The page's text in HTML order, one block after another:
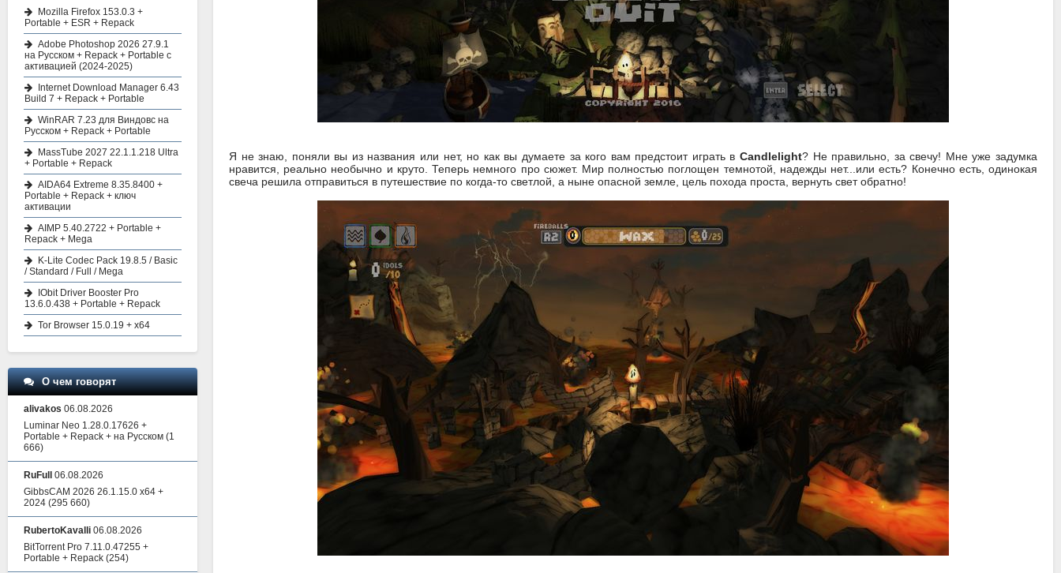
Я не знаю, поняли вы из названия или нет, но как вы думаете за кого вам предстоит играть в Candlelight? Не правильно, за свечу! Мне уже задумка
нравится, реально необычно и круто. Теперь немного про сюжет. Мир полностью поглощен темнотой, надежды нет...или есть? Конечно есть, одинокая
свеча решила отправиться в путешествие по когда-то светлой, а ныне опасной земле, цель похода проста, вернуть свет обратно!
Mozilla Firefox 153.0.3 +
Portable + ESR + Repack
Adobe Photoshop 2026 27.9.1
на Русском + Repack + Portable с
активацией (2024-2025)
Internet Download Manager 6.43
Build 7 + Repack + Portable
WinRAR 7.23 для Виндовс на
Русском + Repack + Portable
MassTube 2027 22.1.1.218 Ultra
+ Portable + Repack
AIDA64 Extreme 8.35.8400 +
Portable + Repack + ключ
активации
AIMP 5.40.2722 + Portable +
Repack + Mega
K-Lite Codec Pack 19.8.5 / Basic
/ Standard / Full / Mega
IObit Driver Booster Pro
13.6.0.438 + Portable + Repack
Tor Browser 15.0.19 + x64
О чем говорят
alivakos 06.08.2026
Luminar Neo 1.28.0.17626 +
Portable + Repack + на Русском (1
666)
RuFull
06.08.2026
GibbsCAM 2026 26.1.15.0 x64 +
2024 (295 660)
RubertoKavalli 06.08.2026
BitTorrent Pro 7.11.0.47255 +
Portable + Repack (254)